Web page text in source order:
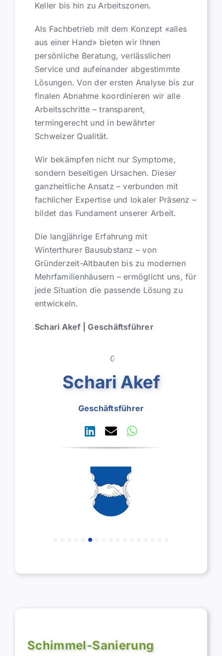
Keller bis hin zu Arbeitszonen.
Als Fachbetrieb mit dem Konzept «alles
aus einer Hand» bieten wir Ihnen
persönliche Beratung, verlässlichen
Service und aufeinander abgestimmte
Lösungen. Von der ersten Analyse bis zur
finalen Abnahme koordinieren wir alle
Arbeitsschritte – transparent,
termingerecht und in bewährter
Schweizer Qualität.
Wir bekämpfen nicht nur Symptome,
sondern beseitigen Ursachen. Dieser
ganzheitliche Ansatz – verbunden mit
fachlicher Expertise und lokaler Präsenz –
bildet das Fundament unserer Arbeit.
Die langjährige Erfahrung mit
Winterthurer Bausubstanz – von
Gründerzeit-Altbauten bis zu modernen
Mehrfamilienhäusern – ermöglicht uns, für
jede Situation die passende Lösung zu
entwickeln.
Schari Akef | Geschäftsführer
Schari Akef
Geschäftsführer
Schimmel-Sanierung